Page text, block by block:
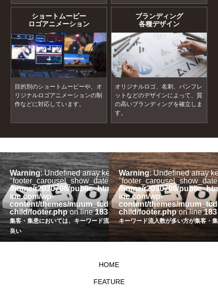
ショートムービー
ロゴアニメーション
目的別のショートムービーや、オ
リジナルロゴアニメーションの制
作などに対応しています。
ブランディング
各種デザイン
オリジナルロゴ、名刺、パンフレ
ットなどのデザインによって、質
の高いブランディングを確立しま
す。
in
assistere-
Warning: Undefined array key
"footer_carousel_show_date" in
/home/r2030708/public_html/assistere-
inc.com/wp-
content/themes/muum_tcd085-
child/footer.phpon line183
集客・集患においては、キーワード流入数が多い方が
良い
Warning: Undefined array
/home/r2030708/
inc.com/wp-
content/themes/
child/footer.phpon line183
キーワード流入数が多い方が集客・
HOME
FEATURE